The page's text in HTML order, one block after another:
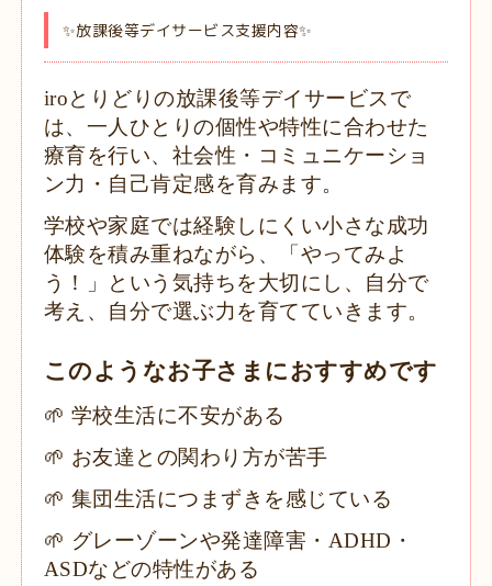
✨放課後等デイサービス支援内容✨
iroとりどりの放課後等デイサービスで
は、一人ひとりの個性や特性に合わせた
療育を行い、社会性・コミュニケーショ
ン力・自己肯定感を育みます。
学校や家庭では経験しにくい小さな成功
体験を積み重ねながら、「やってみよ
う！」という気持ちを大切にし、自分で
考え、自分で選ぶ力を育てていきます。
このようなお子さまにおすすめです
🌱 学校生活に不安がある
🌱 お友達との関わり方が苦手
🌱 集団生活につまずきを感じている
🌱 グレーゾーンや発達障害・ADHD・
ASDなどの特性がある